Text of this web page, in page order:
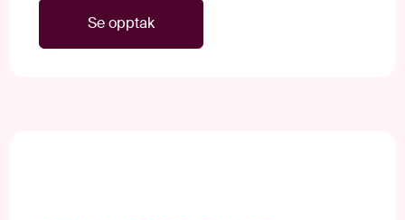
Se opptak